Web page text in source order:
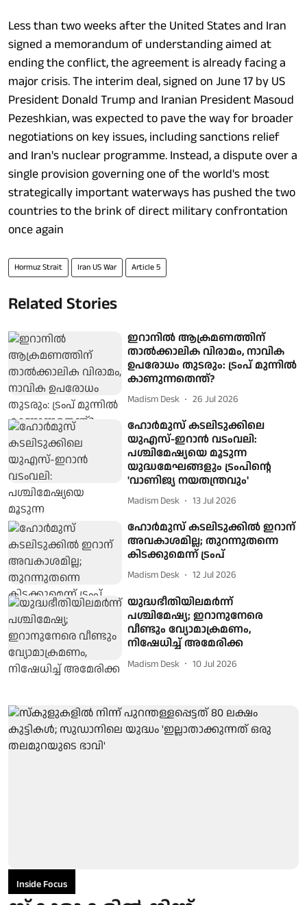
Less than two weeks after the United States and Iran
signed a memorandum of understanding aimed at
ending the conflict, the agreement is already facing a
major crisis. The interim deal, signed on June 17 by US
President Donald Trump and Iranian President Masoud
Pezeshkian, was expected to pave the way for broader
negotiations on key issues, including sanctions relief
and Iran's nuclear programme. Instead, a dispute over a
single provision governing one of the world's most
strategically important waterways has pushed the two
countries to the brink of direct military confrontation
once again
Hormuz Strait Iran US War Article 5
Related Stories
ഇറാനിൽ ആക്രമണത്തിന്
താൽക്കാലിക വിരാമം, നാവിക
ഉപരോധം തുടരും: ട്രംപ് മുന്നിൽ
കാണുന്നതെന്ത്?
Madism Desk 26 Jul 2026
ഹോർമുസ് കടലിടുക്കിലെ
യുഎസ്-ഇറാൻ വടംവലി:
പശ്ചിമേഷ്യയെ മൂടുന്ന
യുദ്ധമേഘങ്ങളും ട്രംപിന്റെ
'വാണിജ്യ നയതന്ത്രവും'
Madism Desk 13 Jul 2026
ഹോർമുസ് കടലിടുക്കിൽ ഇറാന്
അവകാശമില്ല; തുറന്നുതന്നെ
കിടക്കുമെന്ന് ട്രംപ്
Madism Desk 12 Jul 2026
യുദ്ധഭീതിയിലമർന്ന്
പശ്ചിമേഷ്യ; ഇറാനുനേരെ
വീണ്ടും വ്യോമാക്രമണം,
നിഷേധിച്ച് അമേരിക്ക
Madism Desk 10 Jul 2026
Inside Focus